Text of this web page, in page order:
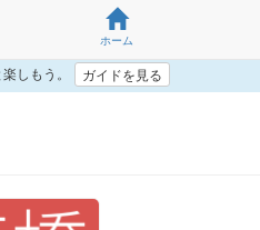
ホーム
しもう。 ガイドを見る